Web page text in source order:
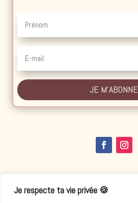
Je respecte ta vie privée 🍪
JE M'ABONNE
Aide / Infos
Contact